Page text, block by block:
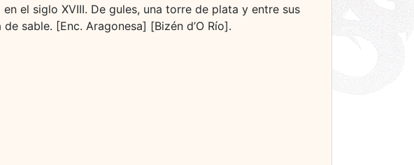
el siglo XVIII. De gules, una torre de plata y entre sus
sable. [Enc. Aragonesa] [Bizén d’O Río].